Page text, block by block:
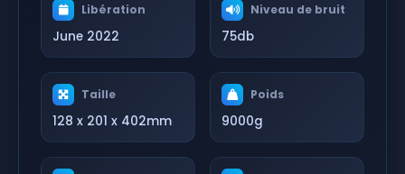
Libération
June 2022
Niveau de bruit
75db
Taille
128 x 201 x 402mm
Poids
9000g